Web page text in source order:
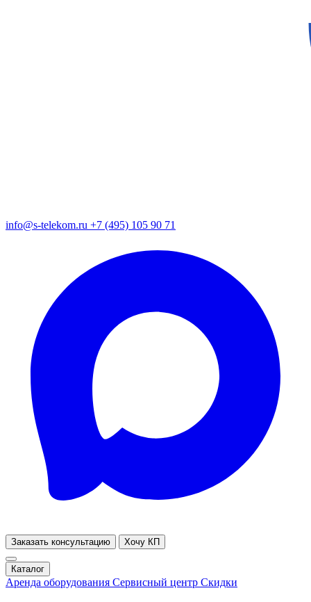
info@s-telekom.ru +7 (495) 105 90 71
Заказать консультацию Хочу КП
Каталог
Аренда оборудования Сервисный центр Скидки